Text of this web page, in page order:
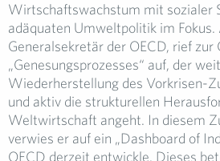
Wirtschaftswachstum mit sozialer
adäquaten Umweltpolitik im Fokus.
Generalsekretär der OECD, rief zur
„Genesungsprozesses“ auf, der
Wiederherstellung des Vorkrisen-
und aktiv die strukturellen
Weltwirtschaft angeht. In diesem
verwies er auf ein „Dashboard of
OECD derzeit entwickle. Dieses